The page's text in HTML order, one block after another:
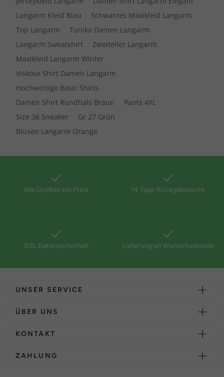
Langarm Kleid Blau
Schwarzes Maxikleid Langarm
Top Langarm
Tunika Damen Langarm
Langarm Sweatshirt
Zweiteiler Langarm
Maxikleid Langarm Winter
Viskose Shirt Damen Langarm
Hochwertige Basic Shirts
Damen Shirt Rundhals Braun
Pants 4XL
Size 38 Sneaker
Gr 27 Grün
Blusen Langarm Orange
Alle Größen ein Preis 14 Tage Rückgaberecht
SSL Datensicherheit Lieferung an Wunschadresse
UNSER SERVICE
ÜBER UNS
KONTAKT
ZAHLUNG